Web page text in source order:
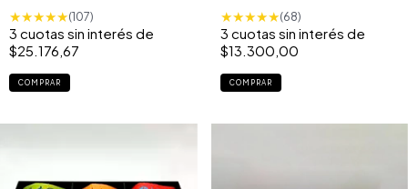
★★★★★(107)
3 cuotas sin interés de
$25.176,67
COMPRAR
★★★★★(68)
3 cuotas sin interés de
$13.300,00
COMPRAR